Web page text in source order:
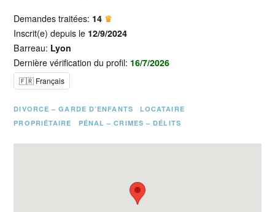
Demandes traitées: 14 ♛
Inscrit(e) depuis le 12/9/2024
Barreau: Lyon
Dernière vérification du profil: 16/7/2026
🇫🇷 Français
DIVORCE – GARDE D’ENFANTS
LOCATAIRE
PROPRIÉTAIRE
PÉNAL – CRIMES – DÉLITS